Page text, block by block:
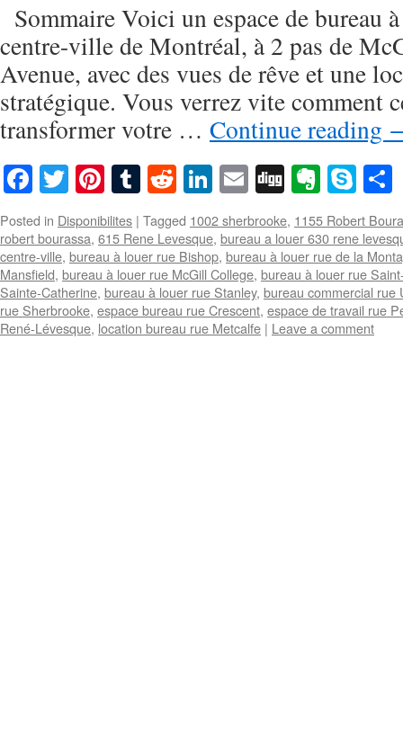
Sommaire Voici un espace de bureau
centre-ville de Montréal, à 2 pas de
Avenue, avec des vues de rêve et une
stratégique. Vous verrez vite comment
transformer votre … Continue reading
Facebook
TwitterPinterest
Tumblr
RedditLinkedIn
EmailDigg
Posted in Disponibilites | Tagged 1002 sherbrooke, 1155 Robert
robert bourassa, 615 Rene Levesque, bureau a louer 630 rene
centre-ville, bureau à louer rue Bishop, bureau à louer rue de la
Mansfield, bureau à louer rue McGill College, bureau à louer rue
Sainte-Catherine, bureau à louer rue Stanley, bureau commercial rue
rue Sherbrooke, espace bureau rue Crescent, espace de travail rue
René-Lévesque, location bureau rue Metcalfe | Leave a comment